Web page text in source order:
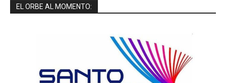
EL ORBE AL MOMENTO: